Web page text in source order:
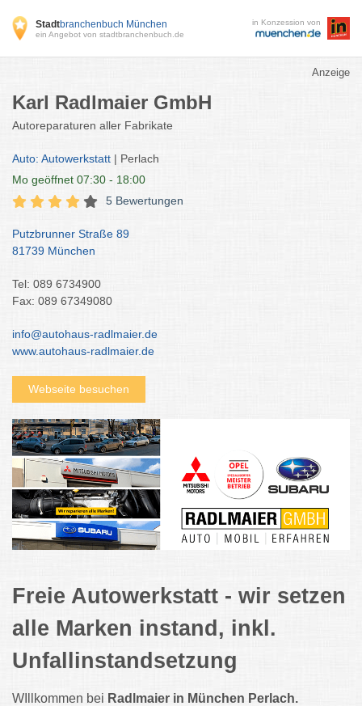
Stadtbranchenbuch München
ein Angebot von stadtbranchenbuch.de
in Konzession von
Anzeige
Karl Radlmaier GmbH
Autoreparaturen aller Fabrikate
Auto: Autowerkstatt | Perlach
Mo geöffnet 07:30 - 18:00
5 Bewertungen
Putzbrunner Straße 89
81739 München
Tel: 089 6734900
Fax: 089 67349080
info@autohaus-radlmaier.de
www.autohaus-radlmaier.de
Webseite besuchen
Freie Autowerkstatt - wir setzen
alle Marken instand, inkl.
Unfallinstandsetzung
WIllkommen bei Radlmaier in München Perlach.